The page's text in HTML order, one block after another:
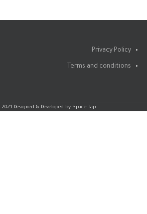
Privacy Policy
Terms and conditions
2021 Designed & Developed by Space Tap